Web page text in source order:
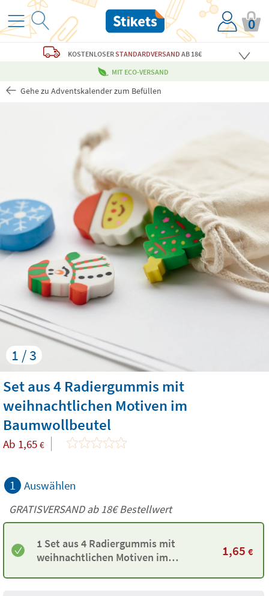
0
KOSTENLOSERSTANDARDVERSAND AB 18€
MIT ECO-VERSAND
Gehe zu Adventskalender zum Befüllen
1 / 3
Set aus 4 Radiergummis mit
weihnachtlichen Motiven im
Baumwollbeutel
Ab 1,65 €
1 Auswählen
GRATISVERSAND ab18€Bestellwert
1 Set aus 4 Radiergummis mit
weihnachtlichen Motiven im
1,65 €